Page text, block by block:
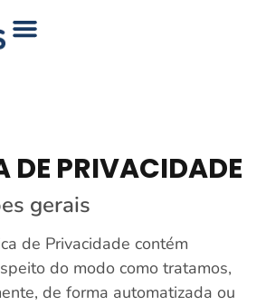
DE PRIVACIDADE
gerais
de Privacidade contém
do modo como tratamos,
de forma automatizada ou